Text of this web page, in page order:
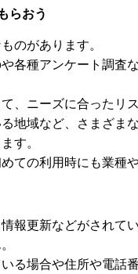
らおう
のがあります。
各種アンケート調
、ニーズに合ったリ
地域など、さまざ
す。
ての利用時にも業
報更新などがされ
る場合や住所や電